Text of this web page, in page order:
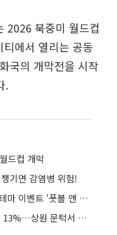
2026 북중미 월드컵
에서 열리는 공동
국의 개막전을 시작
.
드컵 개막
기면 감염병 위험!
월드컵 흥행 노리는 에버랜드, 6월 테마 이벤트 ‘풋볼 앤 타코’ 선봬
美 클래리티 법안 연내 통과 가능성 13%…상원 문턱서 제동